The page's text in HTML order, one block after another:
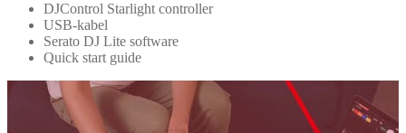
DJControl Starlight controller
USB-kabel
Serato DJ Lite software
Quick start guide